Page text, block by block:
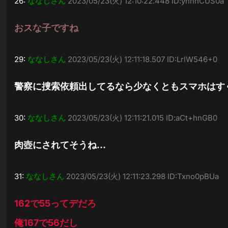
おスな子ですね
29: ななしさん 2023/05/23(火) 12:11:18.507 ID:LrlW546+0
警察に捜索依頼出してるなら少なくともスマホはす
30: ななしさん 2023/05/23(火) 12:11:21.015 ID:aCt+hnGB0
肉壺にされてそうね…
31: ななしさん 2023/05/23(火) 12:11:23.298 ID:Txno0pBUa
162で55ってデだろ
俺167で56だし